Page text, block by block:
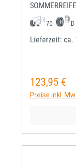
70 D
Lieferzeit: ca.
Regulärer
123,95 €
Preise inkl.